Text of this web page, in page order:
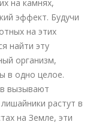
на камнях,
эффект. Будучи
на этих
найти эту
организм,
в одно целое.
вызывают
растут в
на Земле, эти